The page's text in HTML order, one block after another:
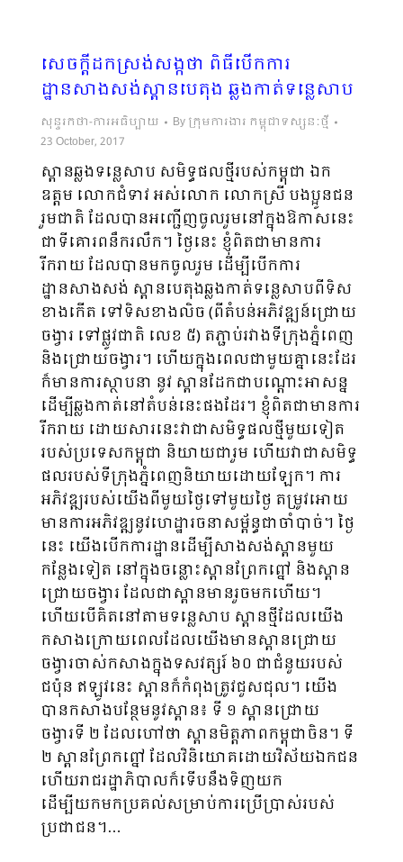
សេចក្តីដកស្រង់សង្កថា ពិធីបើកការ
ដ្ឋានសាងសង់ស្ពានបេតុង ឆ្លងកាត់ទន្លេសាប
សុន្ទរកថា-ការអធិប្បាយ By ក្រុមការងារ កម្ពុជាទស្សនៈថ្មី
23 October, 2017
ស្ពានឆ្លងទន្លេសាប សមិទ្ធផលថ្មីរបស់កម្ពុជា ឯក
ឧត្តម លោកជំទាវ អស់លោក លោកស្រី បងប្អូនជន
រួមជាតិ ដែលបានអញ្ជើញចូលរួមនៅក្នុងឱកាសនេះ
ជាទីគោរពនឹករលឹក។ ថ្ងៃនេះ ខ្ញុំពិតជាមានការ
រីករាយ ដែលបានមកចូលរួម ដើម្បីបើកការ
ដ្ឋានសាងសង់ ស្ពានបេតុងឆ្លងកាត់ទន្លេ​សាបពីទិស
ខាងកើត ទៅទិសខាងលិច (ពីតំបន់អភិវឌ្ឍន៍ជ្រោយ
ចង្វារ ទៅផ្លូវជាតិ លេខ ៥) តភ្ជាប់រវាងទីក្រុងភ្នំពេញ
និងជ្រោយចង្វារ។ ហើយក្នុងពេលជាមួយគ្នានេះដែរ
ក៏មានការស្ថាបនា នូវ ស្ពានដែកជាបណ្ដោះអាសន្ន
ដើម្បីឆ្លងកាត់នៅតំបន់នេះផងដែរ។ ខ្ញុំពិតជាមានការ
រីករាយ ដោយសារនេះ​វាជា​សមិទ្ធ​ផលថ្មីមួយទៀត
របស់ប្រទេសកម្ពុជា និយាយជារួម ហើយវាជាសមិទ្ធ
ផលរបស់ទីក្រុងភ្នំពេញនិយាយ​ដោយ​ឡែក។ ការ
អភិវឌ្ឍរបស់យើងពីមួយថ្ងៃទៅមួយថ្ងៃ តម្រូវអោយ
មានការអភិវឌ្ឍនូវហេដ្ឋា​រចនាសម្ព័ន្ធ​ជាចាំ​បាច់។ ថ្ងៃ
នេះ យើងបើកការដ្ឋានដើម្បីសាងសង់ស្ពានមួយ
កន្លែងទៀត នៅក្នុងចន្លោះស្ពានព្រែកព្នៅ ​​និងស្ពាន
ជ្រោយ​ចង្វារ ដែលជាស្ពានមានរួចមកហើយ។
ហើយបើគិតនៅតាមទន្លេសាប ស្ពានថ្មីដែលយើង
កសាងក្រោយពេល​ដែល​យើងមានស្ពានជ្រោយ
ចង្វារចាស់កសាងក្នុងទសវត្សរ៍ ៦០ ជាជំនួយ​របស់​
ជប៉ុន ឥឡូវនេះ ស្ពានក៏កំពុង​ត្រូវ​​ជួសជុល។ យើង
បានកសាងបន្ថែមនូវស្ពាន៖ ទី ១ ស្ពានជ្រោយ
ចង្វារទី ២ ដែលហៅថា ស្ពានមិត្ត​ភាព​កម្ពុជា​ចិន។ ទី
២ ស្ពានព្រែកព្នៅ ដែលវិនិយោគដោយវិស័យឯកជន
ហើយរាជរដ្ឋាភិ​បាល​ក៏ទើប​នឹង​ទិញ​យក
ដើម្បីយកមកប្រគល់សម្រាប់ការប្រើប្រាស់របស់
ប្រជាជន។…